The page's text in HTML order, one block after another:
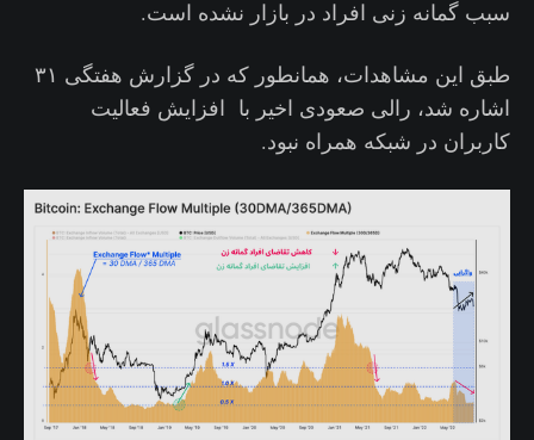
سبب گمانه زنی افراد در بازار نشده است.
طبق این مشاهدات، همانطور که در گزارش هفتگی ۳۱
اشاره شد، رالی صعودی اخیر با افزایش فعالیت
کاربران در شبکه همراه نبود‌.